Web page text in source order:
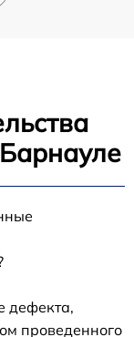
дефекта,
проведенного